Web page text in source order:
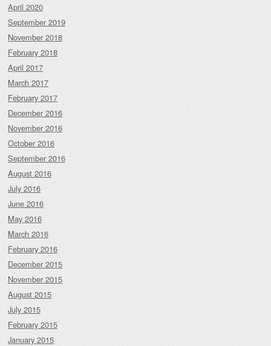
April 2020
September 2019
November 2018
February 2018
April 2017
March 2017
February 2017
December 2016
November 2016
October 2016
September 2016
August 2016
July 2016
June 2016
May 2016
March 2016
February 2016
December 2015
November 2015
August 2015
July 2015
February 2015
January 2015